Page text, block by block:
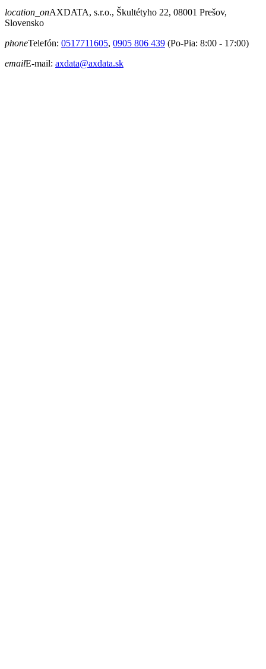
location_onAXDATA, s.r.o., Škultétyho 22, 08001 Prešov,
Slovensko
phoneTelefón: 0517711605, 0905 806 439 (Po-Pia: 8:00 - 17:00)
emailE-mail: axdata@axdata.sk